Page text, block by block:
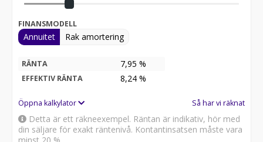
FINANSMODELL
Annuitet Rak amortering
RÄNTA 7,95 %
EFFEKTIV RÄNTA 8,24 %
Öppna kalkylator Så har vi räknat
Detta är ett räkneexempel. Räntan är indikativ, hör med
din säljare för exakt räntenivå. Kontantinsatsen måste vara
minst 20 %.